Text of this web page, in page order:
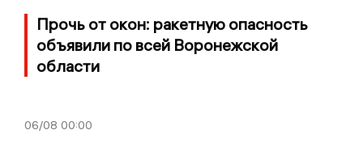
Прочь от окон: ракетную опасность
объявили по всей Воронежской
области
06/08 00:00